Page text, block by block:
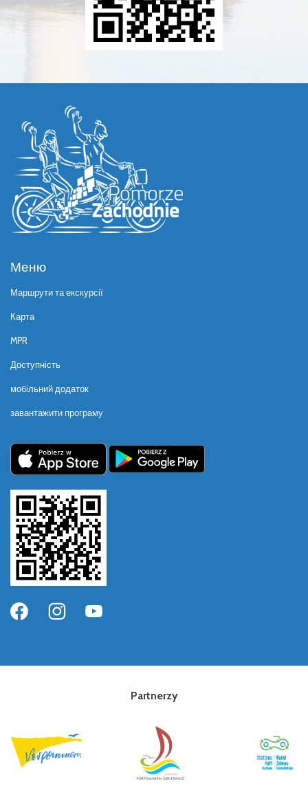
Меню
Маршрути та екскурсії
Карта
MPR
Доступність
мобільний додаток
завантажити програму
Partnerzy